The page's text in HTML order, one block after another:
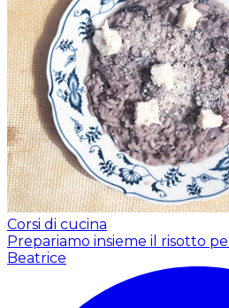
Corsi di cucina
Prepariamo insieme il risotto
Beatrice